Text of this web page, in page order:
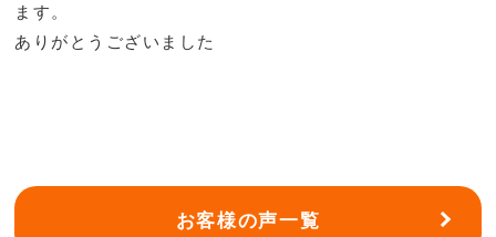
ます。
ありがとうございました
お客様の声一覧